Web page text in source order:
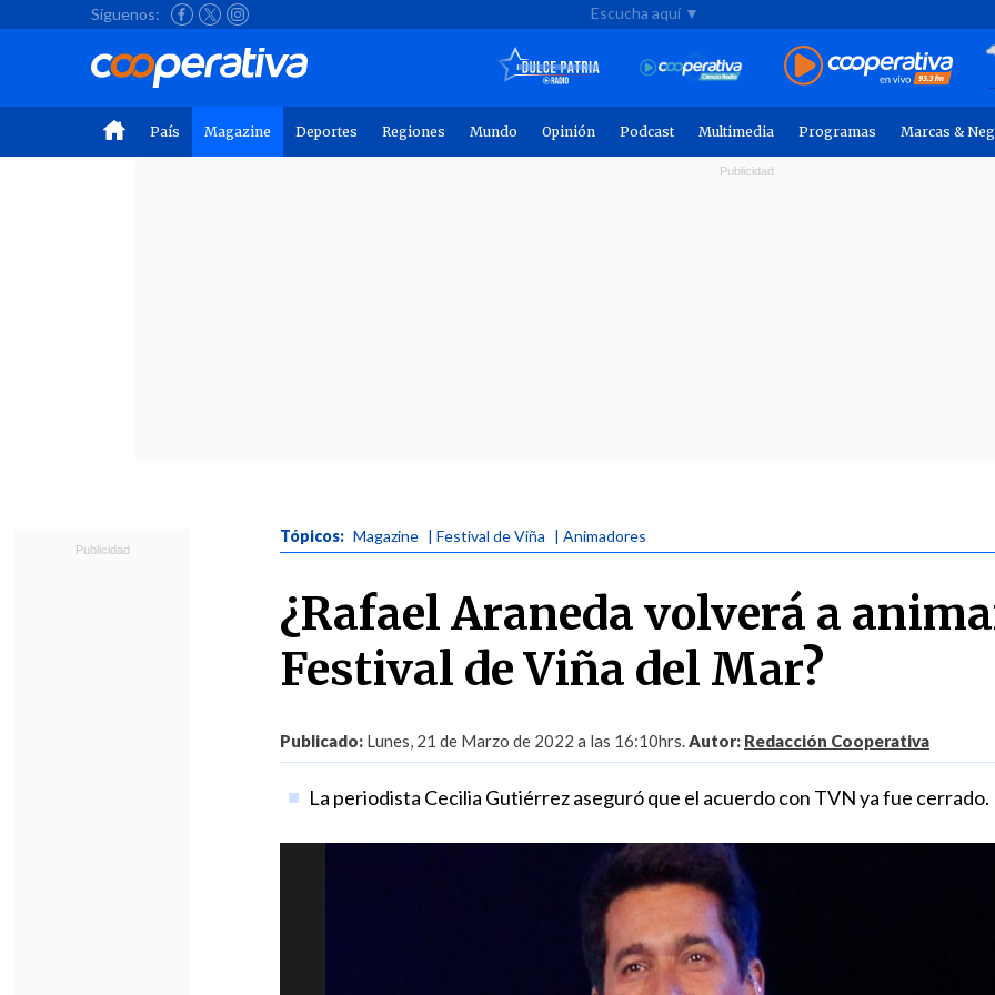
Síguenos: Escucha aquí ▼
País Magazine Deportes Regiones Mundo Opinión Podcast Multimedia Programas Marcas &
Tópicos: Magazine | Festival de Viña | Animadores
¿Rafael Araneda volverá a
Festival de Viña del Mar?
Publicado: Lunes, 21 de Marzo de 2022 a las 16:10hrs.Autor: Redacción Cooperativa
La periodista Cecilia Gutiérrez aseguró que el acuerdo con TVN ya fue cerrado.